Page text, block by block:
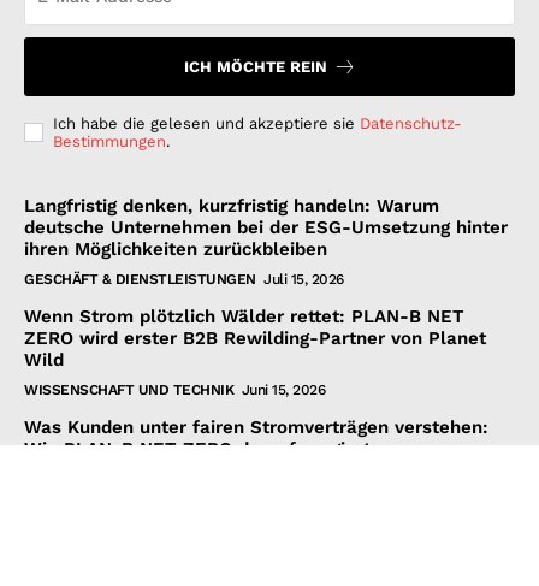
ICH MÖCHTE REIN
Ich habe die gelesen und akzeptiere sie Datenschutz-
Bestimmungen.
Langfristig denken, kurzfristig handeln: Warum
deutsche Unternehmen bei der ESG-Umsetzung hinter
ihren Möglichkeiten zurückbleiben
GESCHÄFT & DIENSTLEISTUNGEN Juli 15, 2026
Wenn Strom plötzlich Wälder rettet: PLAN-B NET
ZERO wird erster B2B Rewilding-Partner von Planet
Wild
WISSENSCHAFT UND TECHNIK Juni 15, 2026
Was Kunden unter fairen Stromverträgen verstehen:
Wie PLAN-B NET ZERO darauf reagiert